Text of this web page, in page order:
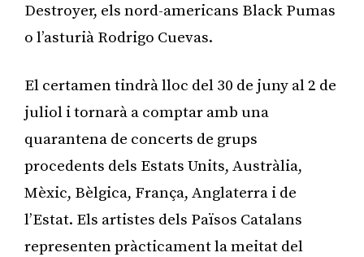
Destroyer, els nord-americans Black Pumas
o l’asturià Rodrigo Cuevas.
El certamen tindrà lloc del 30 de juny al 2 de
juliol i tornarà a comptar amb una
quarantena de concerts de grups
procedents dels Estats Units, Austràlia,
Mèxic, Bèlgica, França, Anglaterra i de
l’Estat. Els artistes dels Països Catalans
representen pràcticament la meitat del